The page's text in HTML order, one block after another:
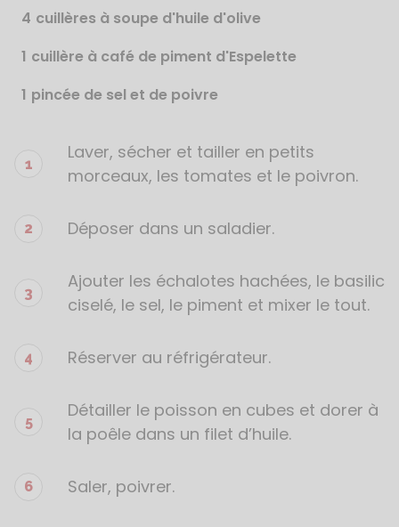
4 cuillères à soupe d'huile d'olive
1 cuillère à café de piment d'Espelette
1 pincée de sel et de poivre
de
Laver, sécher et tailler en petits
morceaux, les tomates et le poivron.
Déposer dans un saladier.
Ajouter les échalotes hachées, le basilic
ciselé, le sel, le piment et mixer le tout.
Réserver au réfrigérateur.
Détailler le poisson en cubes et dorer à
la poêle dans un filet d’huile.
Saler, poivrer.